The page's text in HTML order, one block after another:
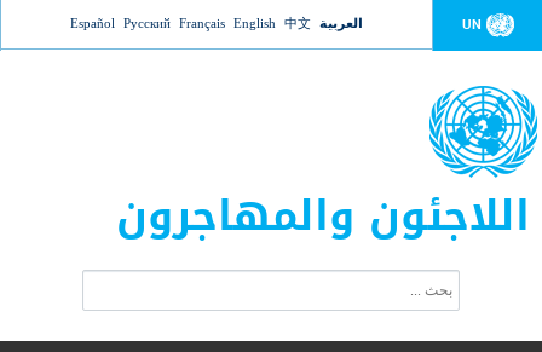
Jump to navigation UN العربية 中文
English
Français
Русский
Español
اللاجئون والمهاجرون
ت
ب